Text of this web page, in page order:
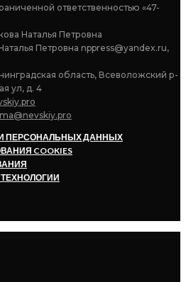
ответственностью «47-
Наталья Петровна
Петровна nppress@yandex.ru,
область, Всеволожский р-
ул, д. 4
ПЕРСОНАЛЬНЫХ ДАННЫХ
COOKIES